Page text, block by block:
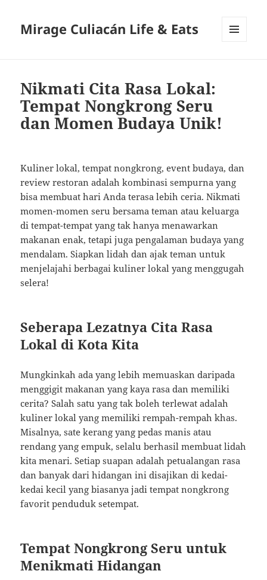
Mirage Culiacán Life & Eats
Nikmati Cita Rasa Lokal:
Tempat Nongkrong Seru
dan Momen Budaya Unik!
Kuliner lokal, tempat nongkrong, event budaya, dan
review restoran adalah kombinasi sempurna yang
bisa membuat hari Anda terasa lebih ceria. Nikmati
momen-momen seru bersama teman atau keluarga
di tempat-tempat yang tak hanya menawarkan
makanan enak, tetapi juga pengalaman budaya yang
mendalam. Siapkan lidah dan ajak teman untuk
menjelajahi berbagai kuliner lokal yang menggugah
selera!
Seberapa Lezatnya Cita Rasa
Lokal di Kota Kita
Mungkinkah ada yang lebih memuaskan daripada
menggigit makanan yang kaya rasa dan memiliki
cerita? Salah satu yang tak boleh terlewat adalah
kuliner lokal yang memiliki rempah-rempah khas.
Misalnya, sate kerang yang pedas manis atau
rendang yang empuk, selalu berhasil membuat lidah
kita menari. Setiap suapan adalah petualangan rasa
dan banyak dari hidangan ini disajikan di kedai-
kedai kecil yang biasanya jadi tempat nongkrong
favorit penduduk setempat.
Tempat Nongkrong Seru untuk
Menikmati Hidangan